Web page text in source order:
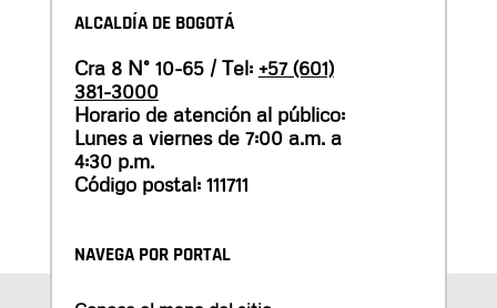
ALCALDÍA DE BOGOTÁ
Cra 8 N° 10-65 / Tel: +57 (601)
381-3000
Horario de atención al público:
Lunes a viernes de 7:00 a.m. a
4:30 p.m.
Código postal: 111711
NAVEGA POR PORTAL